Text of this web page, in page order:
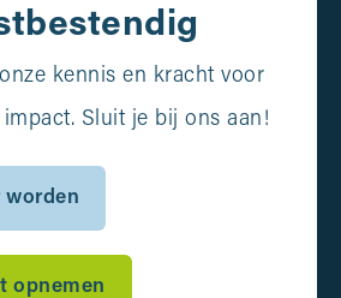
kennis en kracht voor
Sluit je bij ons aan!
worden
opnemen